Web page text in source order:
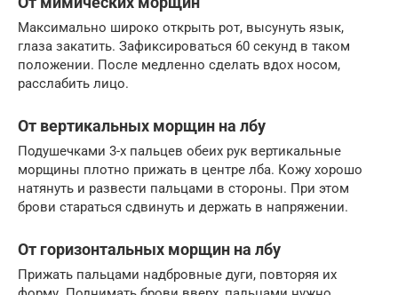
Максимально широко открыть рот, высунуть язык,
глаза закатить. Зафиксироваться 60 секунд в таком
положении. После медленно сделать вдох носом,
расслабить лицо.
От вертикальных морщин на лбу
Подушечками 3-х пальцев обеих рук вертикальные
морщины плотно прижать в центре лба. Кожу хорошо
натянуть и развести пальцами в стороны. При этом
брови стараться сдвинуть и держать в напряжении.
От горизонтальных морщин на лбу
Прижать пальцами надбровные дуги, повторяя их